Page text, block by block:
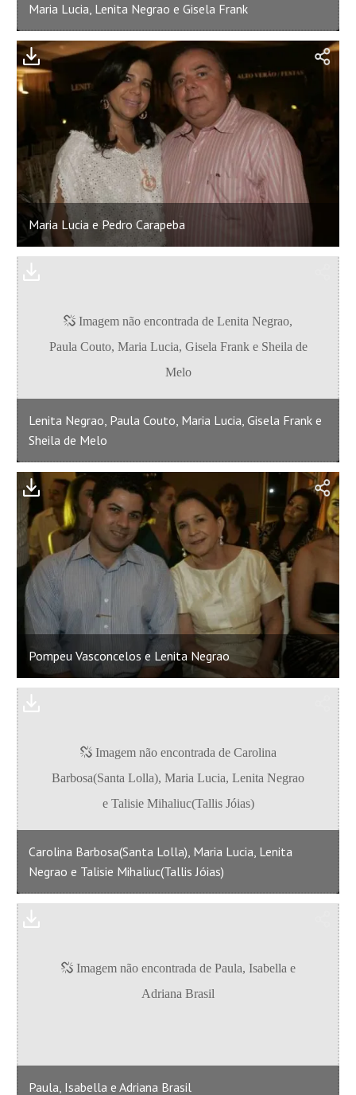
Maria Lucia, Lenita Negrao e Gisela Frank
Maria Lucia e Pedro Carapeba
Lenita Negrao, Paula Couto, Maria Lucia, Gisela Frank e
Sheila de Melo
Pompeu Vasconcelos e Lenita Negrao
Carolina Barbosa(Santa Lolla), Maria Lucia, Lenita
Negrao e Talisie Mihaliuc(Tallis Jóias)
Paula, Isabella e Adriana Brasil